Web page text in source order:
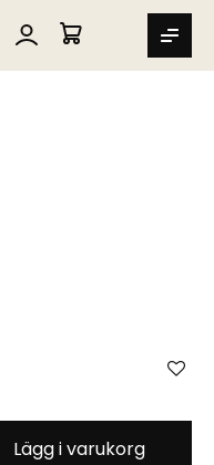
SEARCH
MIN VARUKORG
Lägg i varukorg